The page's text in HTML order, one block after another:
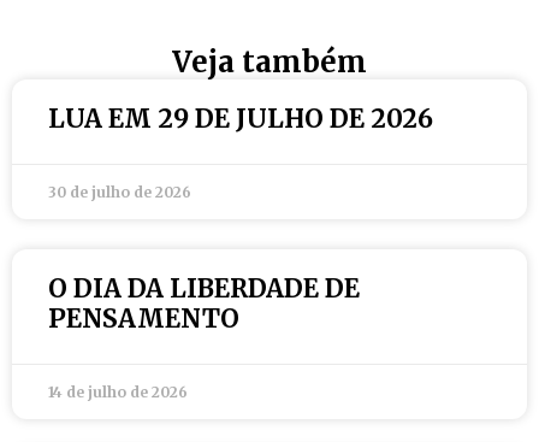
Veja também
LUA EM 29 DE JULHO DE 2026
30 de julho de 2026
O DIA DA LIBERDADE DE
PENSAMENTO
14 de julho de 2026